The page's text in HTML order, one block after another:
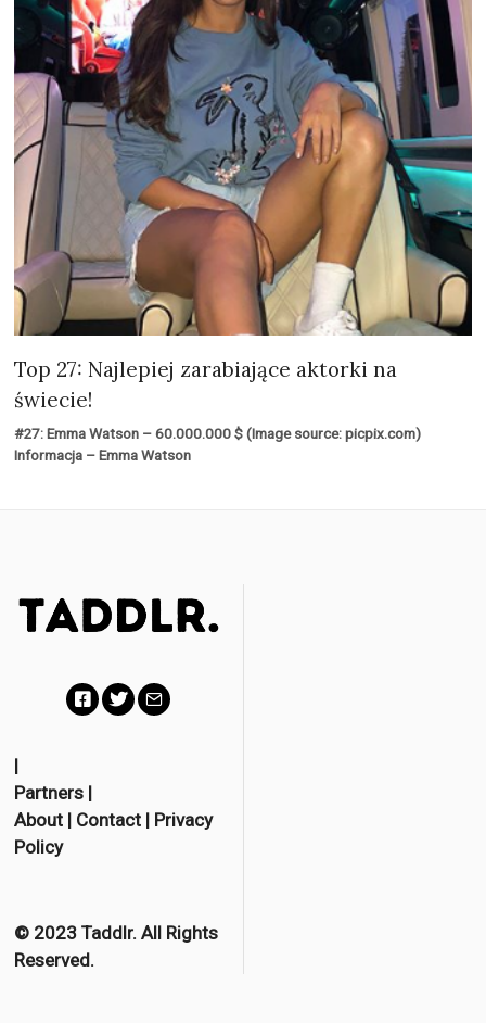
Top 27: Najlepiej zarabiające aktorki na
świecie!
#27: Emma Watson – 60.000.000 $ (Image source: picpix.com)
Informacja – Emma Watson
c
e
o
k
t
r
i
|
Partners |
About | Contact | Privacy
Policy
© 2023 Taddlr. All Rights
Reserved.